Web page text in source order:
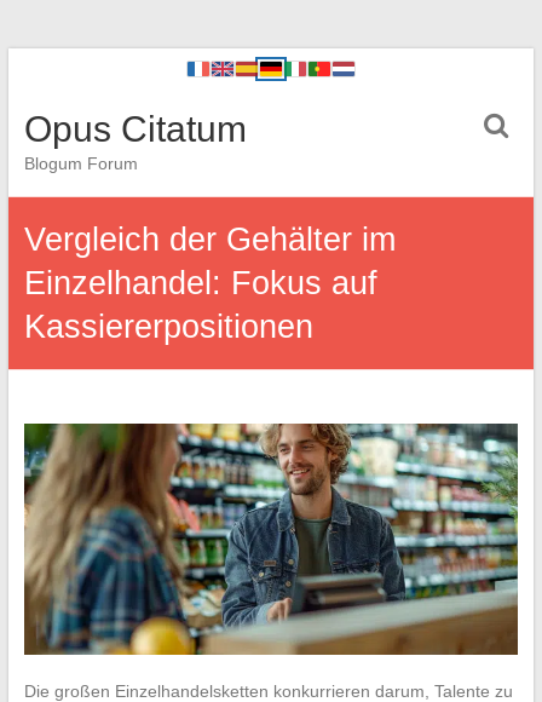
Opus Citatum
Blogum Forum
Vergleich der Gehälter im
Einzelhandel: Fokus auf
Kassiererpositionen
Die großen Einzelhandelsketten konkurrieren darum, Talente zu